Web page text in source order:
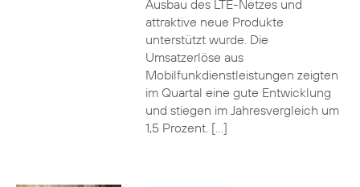
Ausbau des LTE-Netzes und
attraktive neue Produkte
unterstützt wurde. Die
Umsatzerlöse aus
Mobilfunkdienstleistungen zeigten
im Quartal eine gute Entwicklung
und stiegen im Jahresvergleich um
1,5 Prozent. […]